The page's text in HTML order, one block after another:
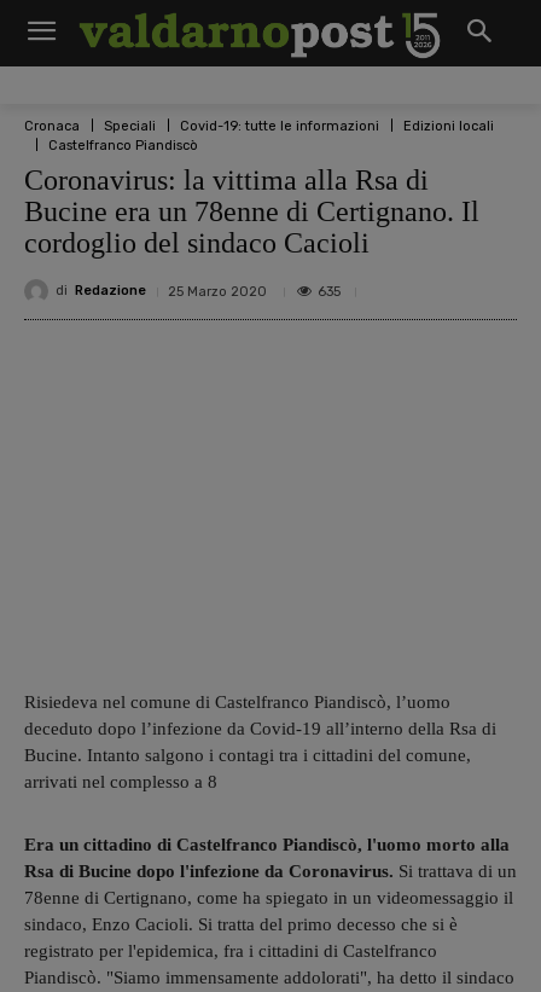
Cronaca Speciali Covid-19: tutte le informazioni
Edizioni locali
Castelfranco Piandiscò
Coronavirus: la vittima alla Rsa di
Bucine era un 78enne di Certignano. Il
cordoglio del sindaco Cacioli
di Redazione 25 Marzo 2020 635
Risiedeva nel comune di Castelfranco Piandiscò, l’uomo
deceduto dopo l’infezione da Covid-19 all’interno della Rsa di
Bucine. Intanto salgono i contagi tra i cittadini del comune,
arrivati nel complesso a 8
Era un cittadino di Castelfranco Piandiscò, l'uomo morto alla
Rsa di Bucine dopo l'infezione da Coronavirus. Si trattava di un
78enne di Certignano, come ha spiegato in un videomessaggio il
sindaco, Enzo Cacioli. Si tratta del primo decesso che si è
registrato per l'epidemica, fra i cittadini di Castelfranco
Piandiscò. "Siamo immensamente addolorati", ha detto il sindaco